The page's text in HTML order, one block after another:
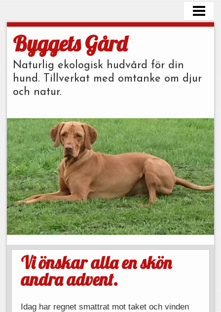
HÖNS
KONTAKTA
BLOGG
Byggets Gård
Naturlig ekologisk hudvård för din
hund. Tillverkat med omtanke om djur
och natur.
Vi önskar alla en skön
andra advent.
Idag har regnet smattrat mot taket och vinden